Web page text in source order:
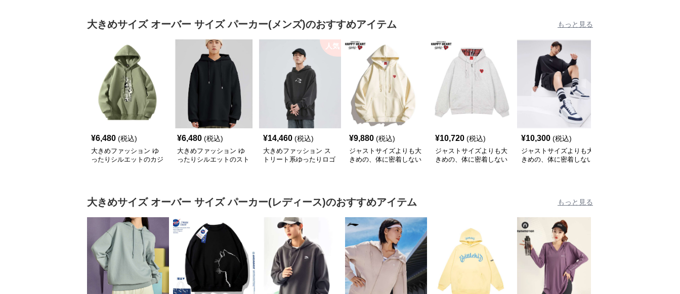
大きめサイズ オーバー サイズ パーカー(メンズ)のおすすめアイテム もっと見る
¥6,480 (税込)
大きめファッション ゆ
ったりシルエットのカジ
¥6,480 (税込)
大きめファッション ゆ
ったりシルエットのスト
人気
¥14,460 (税込)
大きめファッション ス
トリート系ゆったりロゴ
¥9,880 (税込)
ジャストサイズよりも大
きめの、体に密着しない
¥10,720 (税込)
ジャストサイズよりも大
きめの、体に密着しない
¥10,300 (税込)
ジャストサイズよりも大
きめの、体に密着しない
大きめサイズ オーバー サイズ パーカー(レディース)のおすすめアイテム もっと見る